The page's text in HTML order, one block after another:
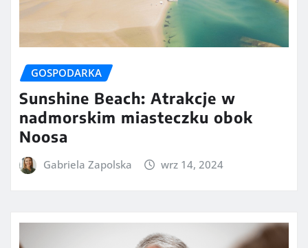
GOSPODARKA
Sunshine Beach: Atrakcje w
nadmorskim miasteczku obok
Noosa
Gabriela Zapolska wrz 14, 2024